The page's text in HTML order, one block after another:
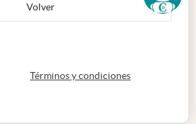
Volver
abre en nueva pestaña
Términos y condicionesabre en nueva